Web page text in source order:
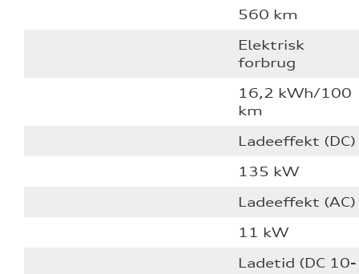
560 km
Elektrisk
forbrug
16,2 kWh/100
km
Ladeeffekt (DC)
135 kW
Ladeeffekt (AC)
11 kW
Ladetid (DC 10-